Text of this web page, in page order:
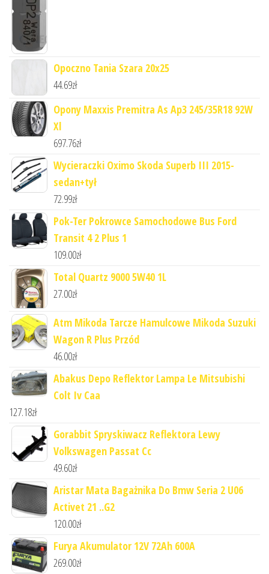
Opoczno Tania Szara 20x25
44.69zł
Opony Maxxis Premitra As Ap3 245/35R18 92W
Xl
697.76zł
Wycieraczki Oximo Skoda Superb III 2015-
sedan+tył
72.99zł
Pok-Ter Pokrowce Samochodowe Bus Ford
Transit 4 2 Plus 1
109.00zł
Total Quartz 9000 5W40 1L
27.00zł
Atm Mikoda Tarcze Hamulcowe Mikoda Suzuki
Wagon R Plus Przód
46.00zł
Abakus Depo Reflektor Lampa Le Mitsubishi
Colt Iv Caa
127.18zł
Gorabbit Spryskiwacz Reflektora Lewy
Volkswagen Passat Cc
49.60zł
Aristar Mata Bagażnika Do Bmw Seria 2 U06
Activet 21 ..G2
120.00zł
Furya Akumulator 12V 72Ah 600A
269.00zł